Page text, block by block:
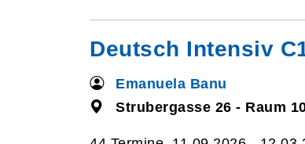
Deutsch Intensiv
Emanuela Banu
Strubergasse 26 - Raum